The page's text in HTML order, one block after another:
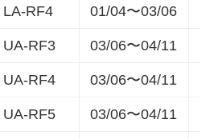
LA-RF4 01/04〜03/06
UA-RF3 03/06〜04/11
UA-RF4 03/06〜04/11
UA-RF5 03/06〜04/11